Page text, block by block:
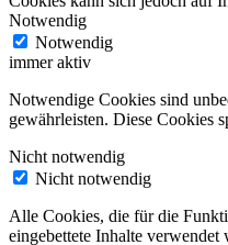
Notwendig
Notwendig
immer aktiv
Notwendige Cookies sind
gewährleisten. Diese Cookies
Nicht notwendig
Nicht notwendig
Alle Cookies, die für die
eingebettete Inhalte